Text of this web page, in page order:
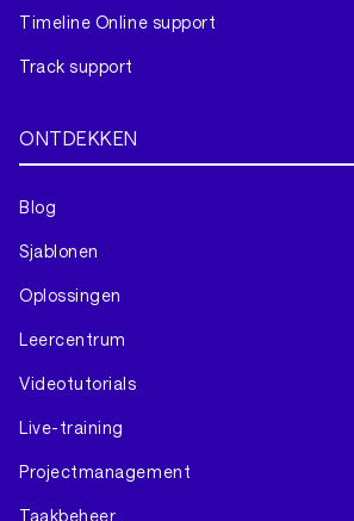
Timeline Online support
Track support
ONTDEKKEN
Blog
Sjablonen
Oplossingen
Leercentrum
Videotutorials
Live-training
Projectmanagement
Taakbeheer